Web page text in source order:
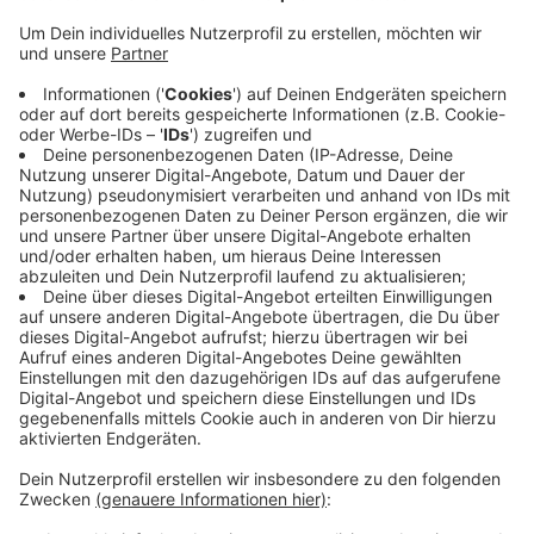
Anzeige
Sie schließt mit hoher Wahrscheinlichkeit aus, dass der
Mann einen Verkehrsunfall hatte. Die Ärzte hätten
darauf keine Hinweise gefunden. Auch seien die
Verletzungen nicht so schwer, wie auf den ersten Blick
angenommen. Weitere Ermittlungen und
Untersuchungen sollen jetzt klären, warum sich der
Mann in einem so schlechten gesundheitlichen
Zustand befand. Der Nottulner selbst hatte
widersprüchliche Angaben gemacht.
Anzeige